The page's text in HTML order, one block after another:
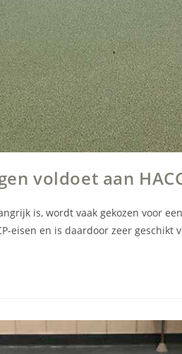
voldoet aan
is, wordt vaak gekozen voor
eisen en is daardoor zeer geschikt